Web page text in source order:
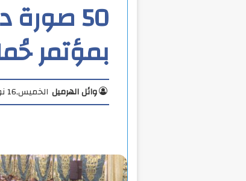
50
بمؤتمر
وائل الهرميل الخميس,16 نوفمبر, 2023 9:00 م